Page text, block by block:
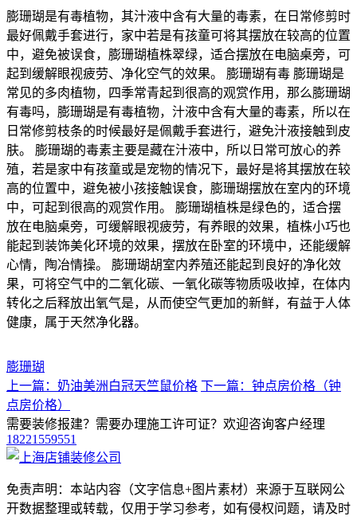
膨珊瑚是有毒植物，其汁液中含有大量的毒素，在日常修剪时
最好佩戴手套进行，家中若是有孩童可将其摆放在较高的位置
中，避免被误食，膨珊瑚植株翠绿，适合摆放在电脑桌旁，可
起到缓解眼视疲劳、净化空气的效果。 膨珊瑚有毒 膨珊瑚是
常见的多肉植物，四季常青起到很高的观赏作用，那么膨珊瑚
有毒吗，膨珊瑚是有毒植物，汁液中含有大量的毒素，所以在
日常修剪枝条的时候最好是佩戴手套进行，避免汁液接触到皮
肤。 膨珊瑚的毒素主要是藏在汁液中，所以日常可放心的养
殖，若是家中有孩童或是宠物的情况下，最好是将其摆放在较
高的位置中，避免被小孩接触误食，膨珊瑚摆放在室内的环境
中，可起到很高的观赏作用。 膨珊瑚植株是绿色的，适合摆
放在电脑桌旁，可缓解眼视疲劳，有养眼的效果，植株小巧也
能起到装饰美化环境的效果，摆放在卧室的环境中，还能缓解
心情，陶冶情操。 膨珊瑚胡室内养殖还能起到良好的净化效
果，可将空气中的二氧化碳、一氧化碳等物质吸收掉，在体内
转化之后释放出氧气是，从而使空气更加的新鲜，有益于人体
健康，属于天然净化器。
膨珊瑚
上一篇：奶油美洲白冠天竺鼠价格 下一篇：钟点房价格（钟
点房价格）
需要装修报建？需要办理施工许可证？欢迎咨询客户经理
18221559551
免责声明：本站内容（文字信息+图片素材）来源于互联网公
开数据整理或转载，仅用于学习参考，如有侵权问题，请及时